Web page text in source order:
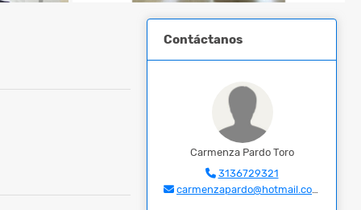
Contáctanos
Carmenza Pardo Toro
3136729321
carmenzapardo@hotmail.com